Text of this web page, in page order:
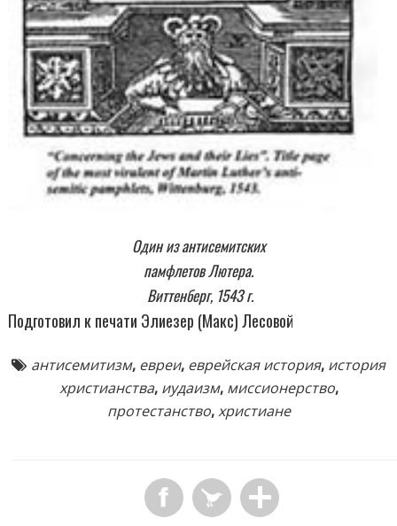
Один из антисемитских
памфлетов Лютера.
Виттенберг, 1543 г.
Подготовил к печати Элиезер (Макс) Лесовой
антисемитизм, евреи, еврейская история, история
христианства, иудаизм, миссионерство,
протестанство,христиане